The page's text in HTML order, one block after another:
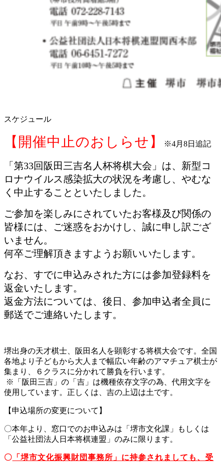
スケジュール
【開催中止のおしらせ】 ※4月8日追記
「第33回阪田三吉名人杯将棋大会」は、新型コ
ロナウイルス感染拡大の状況を考慮し、やむな
く中止することといたしました。
ご参加を楽しみにされていたお客様及び関係の
皆様には、ご迷惑をおかけし、誠に申し訳ござ
いません。
何卒ご理解頂きますようお願いいたします。
なお、すでに申込みされた方には参加登録料を
返金いたします。
返金方法については、後日、参加申込者全員に
郵送でご連絡いたします。
堺出身の天才棋士、阪田名人を顕彰する将棋大会です。全国
各地より子どもから大人まで幅広い年齢のアマチュア棋士が
集まり、６クラスに分かれて勝負を行います。
※「阪田三吉」の「吉」は機種依存文字の為、代用文字を
使用しています。正しくは、吉の上辺は土です。
【申込場所の変更について】
〇本年より、窓口でのお申込みは「堺市文化課」もしくは
「公益社団法人日本将棋連盟」のみに限ります。
〇 「堺市文化振興財団事務所」に持参されましても、受